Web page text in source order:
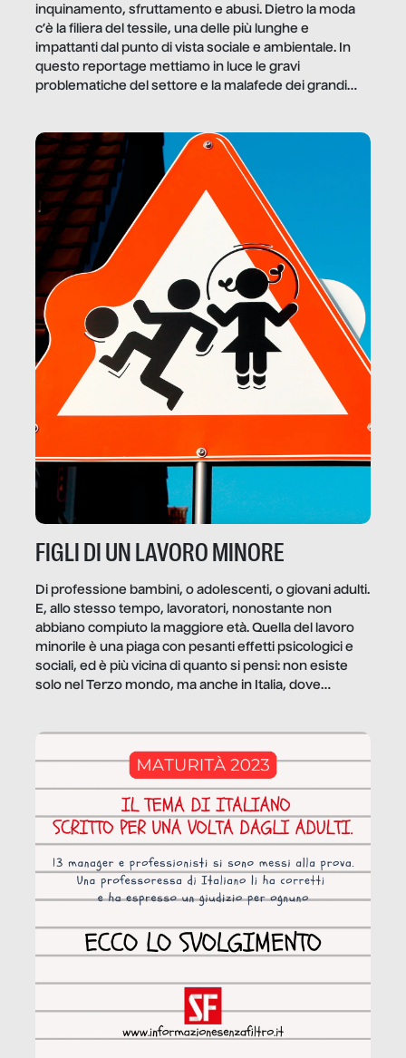
inquinamento, sfruttamento e abusi. Dietro la moda
c’è la filiera del tessile, una delle più lunghe e
impattanti dal punto di vista sociale e ambientale. In
questo reportage mettiamo in luce le gravi
problematiche del settore e la malafede dei grandi
FIGLI DI UN LAVORO MINORE
Di professione bambini, o adolescenti, o giovani adulti.
E, allo stesso tempo, lavoratori, nonostante non
abbiano compiuto la maggiore età. Quella del lavoro
minorile è una piaga con pesanti effetti psicologici e
sociali, ed è più vicina di quanto si pensi: non esiste
solo nel Terzo mondo, ma anche in Italia, dove